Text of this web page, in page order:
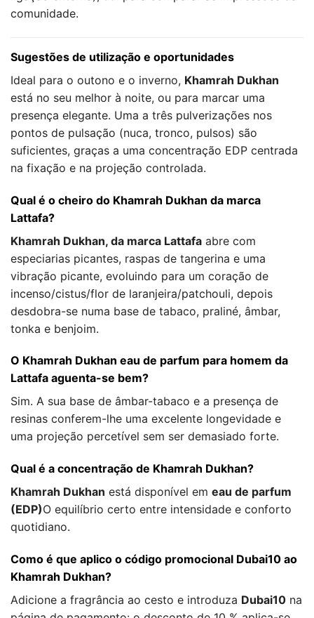
comunidade.
Sugestões de utilização e oportunidades
Ideal para o outono e o inverno, Khamrah Dukhan
está no seu melhor à noite, ou para marcar uma
presença elegante. Uma a três pulverizações nos
pontos de pulsação (nuca, tronco, pulsos) são
suficientes, graças a uma concentração EDP centrada
na fixação e na projeção controlada.
Qual é o cheiro do Khamrah Dukhan da marca
Lattafa?
Khamrah Dukhan, da marca Lattafa abre com
especiarias picantes, raspas de tangerina e uma
vibração picante, evoluindo para um coração de
incenso/cistus/flor de laranjeira/patchouli, depois
desdobra-se numa base de tabaco, praliné, âmbar,
tonka e benjoim.
O Khamrah Dukhan eau de parfum para homem da
Lattafa aguenta-se bem?
Sim. A sua base de âmbar-tabaco e a presença de
resinas conferem-lhe uma excelente longevidade e
uma projeção percetível sem ser demasiado forte.
Qual é a concentração de Khamrah Dukhan?
Khamrah Dukhan está disponível em eau de parfum
(EDP)O equilíbrio certo entre intensidade e conforto
quotidiano.
Como é que aplico o código promocional Dubai10 ao
Khamrah Dukhan?
Adicione a fragrância ao cesto e introduza Dubai10 na